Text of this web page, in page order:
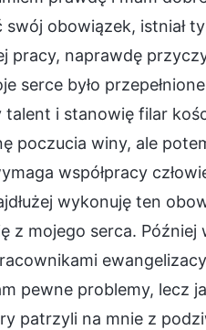
swój obowiązek, istniał
pracy, naprawdę
serce było
i stanowię filar
poczucia winy, ale
współpracy
wykonuję ten
z mojego serca.
pewne problemy, lecz
patrzyli na mnie z